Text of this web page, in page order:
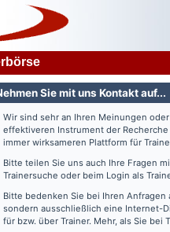
Sie mit uns Kontakt auf...
Wir sind sehr an Ihren Meinungen
effektiveren Instrument der
immer wirksameren Plattform für
Bitte teilen Sie uns auch Ihre Fragen
Trainersuche oder beim Login als
Bitte bedenken Sie bei Ihren
sondern ausschließlich eine Internet-
für bzw. über Trainer. Mehr, als Sie bei